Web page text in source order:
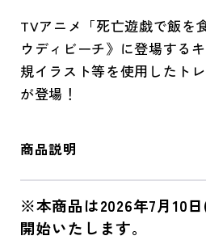
TVアニメ「死亡遊戯で飯を
ウディビーチ》に登場する
規イラスト等を使用したト
が登場！
商品説明
※本商品は2026年7月10
開始いたします。